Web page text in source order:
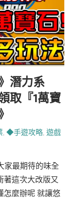
潛力系
取『1萬寶
, ◆手遊攻略, 遊戲
家最期待的味全
著這次大改版又
怎麼辦呢 就讓悠